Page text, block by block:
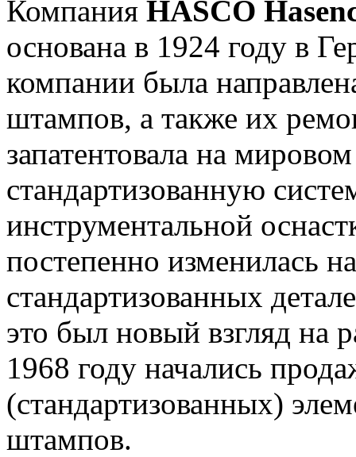
Компания HASCO
основана в 1924 году в
компании была
штампов, а также их
запатентовала на
стандартизованную
инструментальной
постепенно изменилась
стандартизованных
это был новый взгляд на
1968 году начались
(стандартизованных)
штампов.